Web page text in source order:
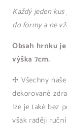
Každý jeden
do formy a ne
Obsah hrnku
výška 7cm.
✣ Všechny
dekorované
lze je také bez
však raději